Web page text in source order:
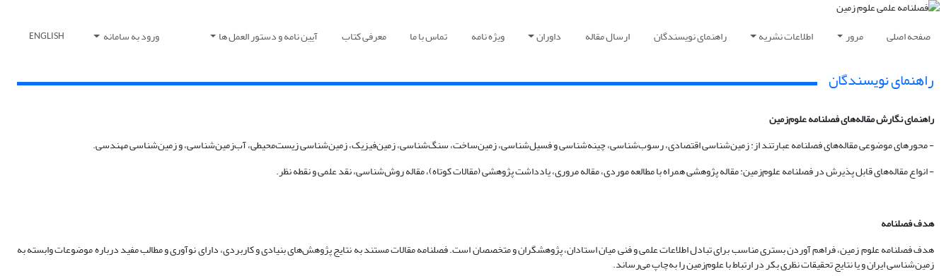
صفحه اصلی مرور اطلاعات نشریه راهنمای نویسندگان ارسال مقاله داوران ویژه نامه تماس با ما معرفی کتاب آیین نامه و دستور العمل ها ورود به سامانه ENGLISH
راهنمای نویسندگان
راهنمای نگارش مقاله‏‌های فصلنامه علوم‌‏زمین
- محورهای موضوعی مقاله‌‏های فصلنامه عبارتند از: زمین‌شناسی اقتصادی، رسوب‌شناسی، چینه‌شناسی و فسیل‌شناسی، زمین‌ساخت، سنگ‌شناسی، زمین‏‏‌فیزیک، زمین‌شناسی زیست‌محیطی، آب‌زمین‏‌شناسی، و زمین‌شناسی مهندسی.
- انواع مقاله‏‌های قابل پذیرش در فصلنامه علوم‌زمین: مقاله پژوهشی همراه با مطالعه موردی، مقاله مروری، یادداشت پژوهشی (مقالات کوتاه)، مقاله روش‌شناسی، نقد علمی و نقطه نظر.
هدف فصلنامه
هدف فصلنامه علوم زمین، فراهم آوردن بستری مناسب برای تبادل اطلاعات علمی و فنی میان استادان، پژوهشگران و متخصصان است. فصلنامه مقالات مستند به نتایج پژوهش‌‌های بنیادی و کاربردی، دارای نوآوری و مطالب مفید درباره موضوعات وابسته به
زمین‌شناسی ایران و یا نتایج تحقیقات نظری بکر در ارتباط با علوم‌زمین را به‌چاپ می‌رساند.